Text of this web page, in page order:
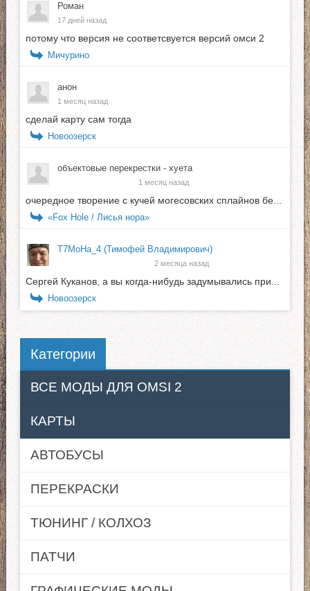
Роман
17 дней назад
потому что версия не соответсвуется версий омси 2
Мичурино
анон
1 месяц назад
сделай карту сам тогда
Новоозерск
объектовые перекрестки - xyета
1 месяц назад
очередное творение с кучей могесовских сплайнов бе...
«Fox Hole / Лисья нора»
T7MoHa_4 (Тимофей Владимирович)
2 месяца назад
Сергей Куканов, а вы когда-нибудь задумывались при...
Новоозерск
Категории
ВСЕ МОДЫ ДЛЯ OMSI 2
КАРТЫ
АВТОБУСЫ
ПЕРЕКРАСКИ
ТЮНИНГ / КОЛХОЗ
ПАТЧИ